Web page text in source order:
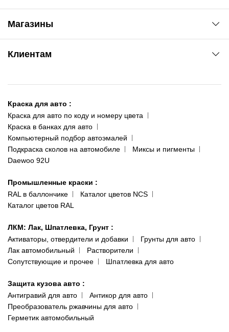
Магазины
ул. Рабочая, 2-а
093 611-39-23
(ориентир: Интайм №40)
Одесса
пр-т Акад. Глушко, 29
066 554-97-70
Клиентам
Доставка и оплата
Сотрудничество
Наши публикации
Публичная оферта
Политика конфиденциальности
Краска для авто :
Краска для авто по коду и номеру цвета
Краска в банках для авто
Компьютерный подбор автоэмалей
Подкраска сколов на автомобиле
Миксы и пигменты
Daewoo 92U
Промышленные краски :
RAL в баллончике
Каталог цветов NCS
Каталог цветов RAL
ЛКМ: Лак, Шпатлевка, Грунт :
Активаторы, отвердители и добавки
Грунты для авто
Лак автомобильный
Растворители
Сопутствующие и прочее
Шпатлевка для авто
Защита кузова авто :
Антигравий для авто
Антикор для авто
Преобразователь ржавчины для авто
Герметик автомобильный